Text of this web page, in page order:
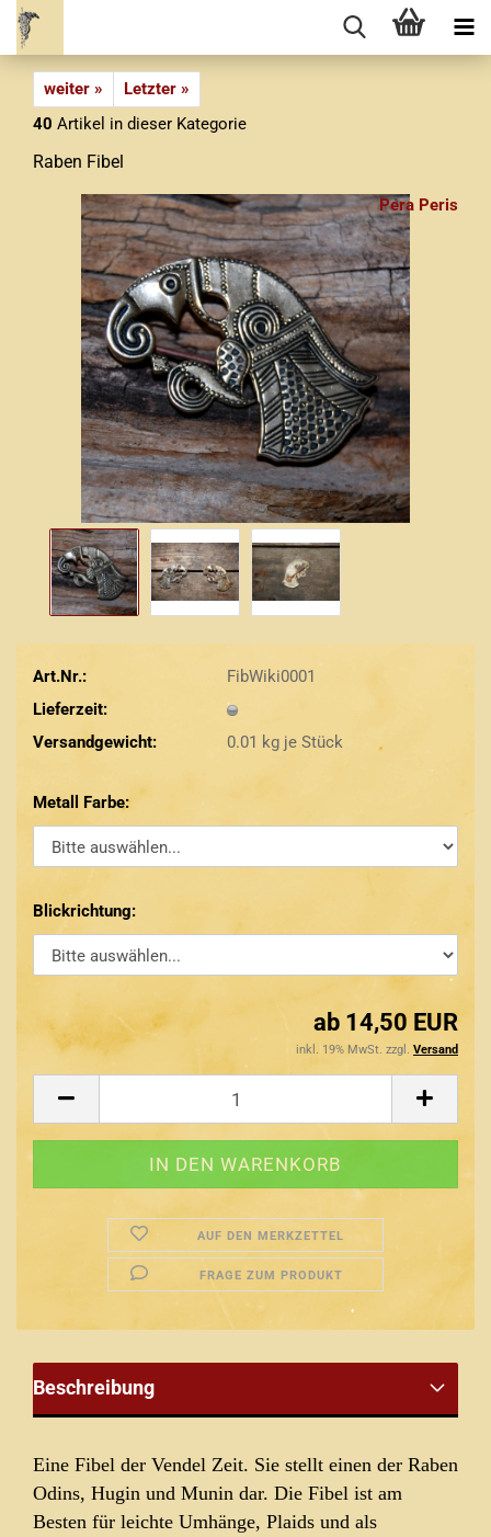
weiter »
Letzter »
40 Artikel in dieser Kategorie
Raben Fibel
Pera Peris
Art.Nr.:
FibWiki0001
Lieferzeit:
Versandgewicht:
0.01 kg je Stück
Metall Farbe:
Blickrichtung:
ab 14,50 EUR
inkl. 19% MwSt. zzgl. Versand
AUF DEN MERKZETTEL
FRAGE ZUM PRODUKT
Beschreibung
Eine Fibel der Vendel Zeit. Sie stellt einen der Raben
Odins, Hugin und Munin dar. Die Fibel ist am
Besten für leichte Umhänge, Plaids und als